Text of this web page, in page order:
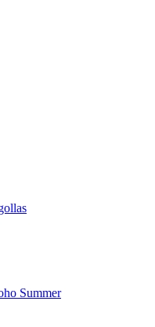
Summer